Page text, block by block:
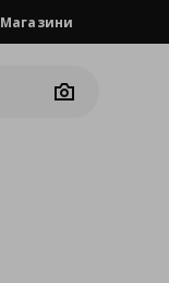
Магазини
Camera